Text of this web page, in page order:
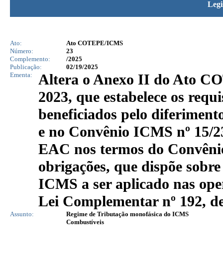
Ato:
Ato COTEPE/ICMS
Número:
23
Complemento:
/2025
Publicação:
02/19/2025
Ementa:
Altera o Anexo II do Ato
2023, que estabelece os
beneficiados pelo
e no Convênio ICMS nº 15/
EAC nos termos do
obrigações, que dispõe
ICMS a ser aplicado nas
Lei Complementar nº 192,
Assunto:
Regime de Tributação monofásica do ICMS
Combustíveis